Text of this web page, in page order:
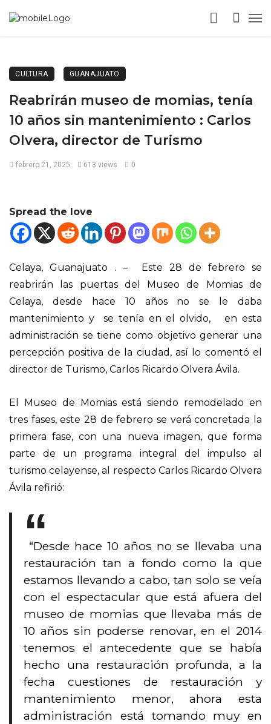
CULTURA GUANAJUATO
Reabrirán museo de momias, tenía
10 años sin mantenimiento : Carlos
Olvera, director de Turismo
febrero 21, 2025 613 views 0
Spread the love
Celaya, Guanajuato . – Este 28 de febrero se
reabrirán las puertas del Museo de Momias de
Celaya, desde hace 10 años no se le daba
mantenimiento y se tenía en el olvido, en esta
administración se tiene como objetivo generar una
percepción positiva de la ciudad, así lo comentó el
director de Turismo, Carlos Ricardo Olvera Ávila.
El Museo de Momias está siendo remodelado en
tres fases, este 28 de febrero se verá concretada la
primera fase, con una nueva imagen, que forma
parte de un programa integral del impulso al
turismo celayense, al respecto Carlos Ricardo Olvera
Ávila refirió:
“Desde hace 10 años no se llevaba una
restauración tan a fondo como la que
estamos llevando a cabo, tan solo se veía
con el espectacular que está afuera del
museo de momias que llevaba más de
10 años sin poderse renovar, en el 2014
tenemos el antecedente que se había
hecho una restauración profunda, a la
fecha cuestiones de restauración y
mantenimiento menor, ahora esta
administración está tomando muy en